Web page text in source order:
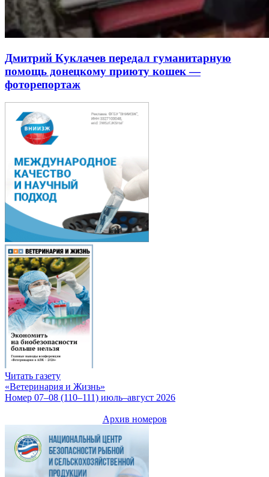
Дмитрий Куклачев передал гуманитарную
помощь донецкому приюту кошек —
фоторепортаж
Читать газету
«Ветеринария и Жизнь»
Номер 07–08 (110–111) июль–август 2026
Архив номеров